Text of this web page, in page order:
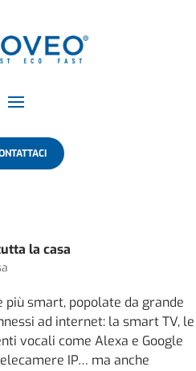
la casa
più smart, popolate da grande
ad internet: la smart TV, le
vocali come Alexa e Google
IP… ma anche